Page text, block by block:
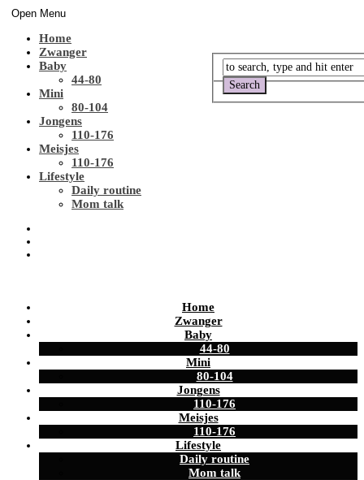
Open Menu
Home
Zwanger
Baby
44-80
Mini
80-104
Jongens
110-176
Meisjes
110-176
Lifestyle
Daily routine
Mom talk
Home
Zwanger
Baby
44-80
Mini
80-104
Jongens
110-176
Meisjes
110-176
Lifestyle
Daily routine
Mom talk